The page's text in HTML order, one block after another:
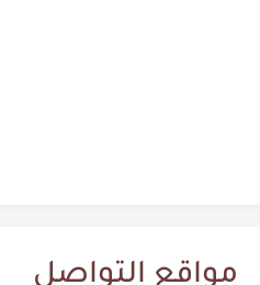
مواقع التواصل